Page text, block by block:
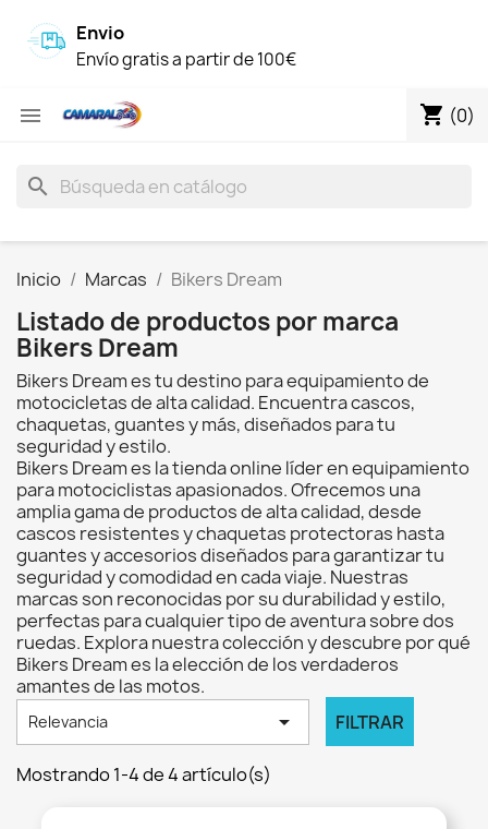
Envio
Envío gratis a partir de 100€
 shopping_cart (0)
search
Inicio Marcas Bikers Dream
Listado de productos por marca
Bikers Dream
Bikers Dream es tu destino para equipamiento de
motocicletas de alta calidad. Encuentra cascos,
chaquetas, guantes y más, diseñados para tu
seguridad y estilo.
Bikers Dream es la tienda online líder en equipamiento
para motociclistas apasionados. Ofrecemos una
amplia gama de productos de alta calidad, desde
cascos resistentes y chaquetas protectoras hasta
guantes y accesorios diseñados para garantizar tu
seguridad y comodidad en cada viaje. Nuestras
marcas son reconocidas por su durabilidad y estilo,
perfectas para cualquier tipo de aventura sobre dos
ruedas. Explora nuestra colección y descubre por qué
Bikers Dream es la elección de los verdaderos
amantes de las motos.
Relevancia  FILTRAR
Mostrando 1-4 de 4 artículo(s)